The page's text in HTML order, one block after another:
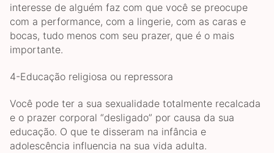
interesse de alguém faz com que você se preocupe
com a performance, com a lingerie, com as caras e
bocas, tudo menos com seu prazer, que é o mais
importante.
4-Educação religiosa ou repressora
Você pode ter a sua sexualidade totalmente recalcada
e o prazer corporal “desligado” por causa da sua
educação. O que te disseram na infância e
adolescência influencia na sua vida adulta.